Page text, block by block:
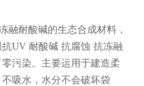
融耐酸碱的生态合成材料，
UV 耐酸碱 抗腐蚀 抗冻融
污染。主要运用于建造柔
吸水，水分不会破坏袋